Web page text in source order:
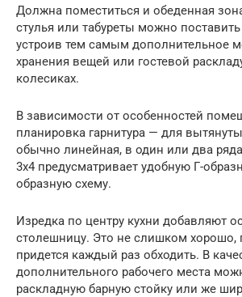
Должна поместиться и обеденная
стулья или табуреты можно
устроив тем самым дополнительное
хранения вещей или гостевой
колесиках.
В зависимости от особенностей
планировка гарнитура — для
обычно линейная, в один или два
3х4 предусматривает удобную Г-
образную схему.
Изредка по центру кухни добавляют
столешницу. Это не слишком хорошо,
придется каждый раз обходить. В
дополнительного рабочего места
раскладную барную стойку или же